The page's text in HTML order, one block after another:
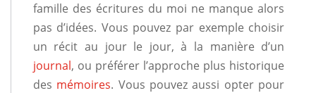
famille des écritures du moi ne manque alors
pas d’idées. Vous pouvez par exemple choisir
un récit au jour le jour, à la manière d’un
journal, ou préférer l’approche plus historique
des mémoires. Vous pouvez aussi opter pour